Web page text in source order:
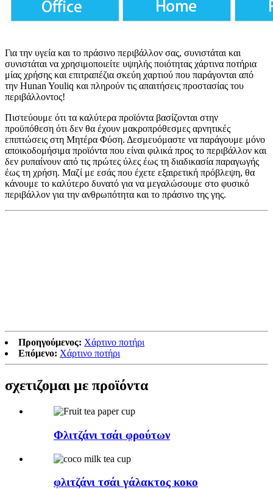
Για την υγεία και το πράσινο περιβάλλον σας, συνιστάται και
συνιστάται να χρησιμοποιείτε υψηλής ποιότητας χάρτινα ποτήρια
μίας χρήσης και επιτραπέζια σκεύη χαρτιού που παράγονται από
την Hunan Youliq και πληρούν τις απαιτήσεις προστασίας του
περιβάλλοντος!
Πιστεύουμε ότι τα καλύτερα προϊόντα βασίζονται στην
προϋπόθεση ότι δεν θα έχουν μακροπρόθεσμες αρνητικές
επιπτώσεις στη Μητέρα Φύση. Δεσμευόμαστε να παράγουμε μόνο
αποικοδομήσιμα προϊόντα που είναι φιλικά προς το περιβάλλον και
δεν ρυπαίνουν από τις πρώτες ύλες έως τη διαδικασία παραγωγής
έως τη χρήση. Μαζί με εσάς που έχετε εξαιρετική πρόβλεψη, θα
κάνουμε το καλύτερο δυνατό για να μεγαλώσουμε στο φυσικό
περιβάλλον για την ανθρωπότητα και το πράσινο της γης.
Προηγούμενος: Χάρτινο ποτήρι
Επόμενο: Χάρτινο ποτήρι
σχετιζομαι με προϊόντα
Φλιτζάνι τσάι φρούτων
φλιτζάνι τσάι γάλακτος κοκο